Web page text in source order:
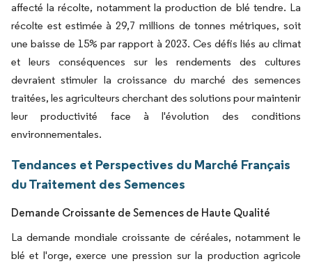
affecté la récolte, notamment la production de blé tendre. La
récolte est estimée à 29,7 millions de tonnes métriques, soit
une baisse de 15% par rapport à 2023. Ces défis liés au climat
et leurs conséquences sur les rendements des cultures
devraient stimuler la croissance du marché des semences
traitées, les agriculteurs cherchant des solutions pour maintenir
leur productivité face à l'évolution des conditions
environnementales.
Tendances et Perspectives du Marché Français
du Traitement des Semences
Demande Croissante de Semences de Haute Qualité
La demande mondiale croissante de céréales, notamment le
blé et l'orge, exerce une pression sur la production agricole